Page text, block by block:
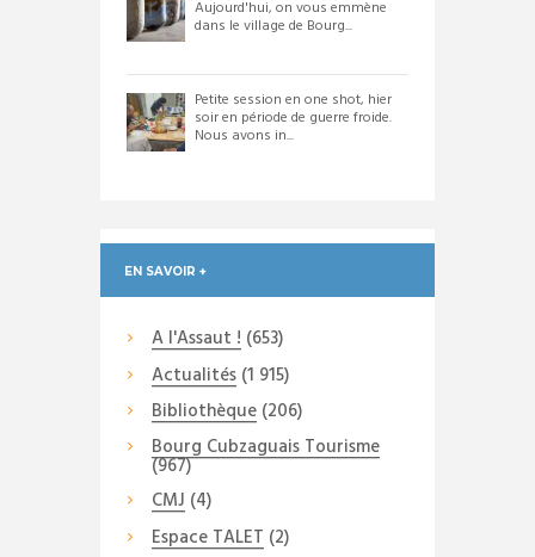
Aujourd'hui, on vous emmène
dans le village de Bourg...
Petite session en one shot, hier
soir en période de guerre froide.
Nous avons in...
EN SAVOIR +
A l'Assaut ! (653)
Actualités(1 915)
Bibliothèque(206)
Bourg Cubzaguais Tourisme
(967)
CMJ (4)
Espace TALET (2)